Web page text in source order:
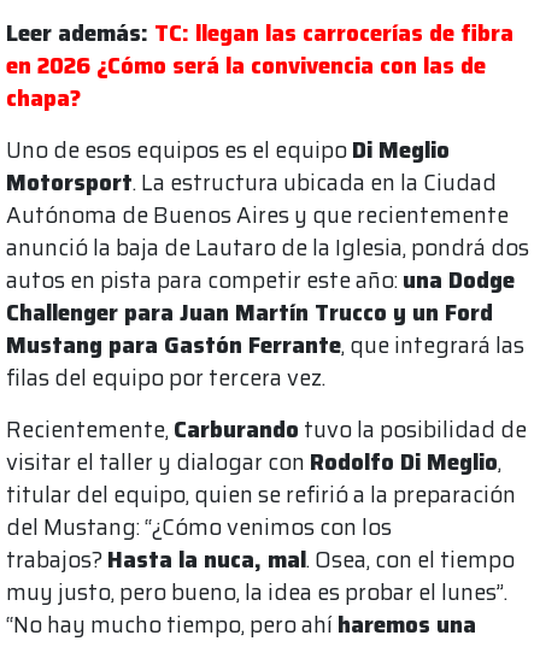
Leer además: TC: llegan las carrocerías de fibra
en 2026 ¿Cómo será la convivencia con las de
chapa?
Uno de esos equipos es el equipoDi Meglio
Motorsport. La estructura ubicada en la Ciudad
Autónoma de Buenos Aires y que recientemente
anunció la baja de Lautaro de la Iglesia, pondrá dos
autos en pista para competir este año:una Dodge
Challenger para Juan Martín Trucco y un Ford
Mustang para Gastón Ferrante, que integrará las
filas del equipo por tercera vez.
Recientemente,Carburando tuvo la posibilidad de
visitar el taller y dialogar con Rodolfo Di Meglio,
titular del equipo, quien se refirió a la preparación
del Mustang: “¿Cómo venimos con los
trabajos?Hasta la nuca, mal. Osea, con el tiempo
muy justo, pero bueno, la idea es probar el lunes”.
“No hay mucho tiempo, pero ahíharemos una